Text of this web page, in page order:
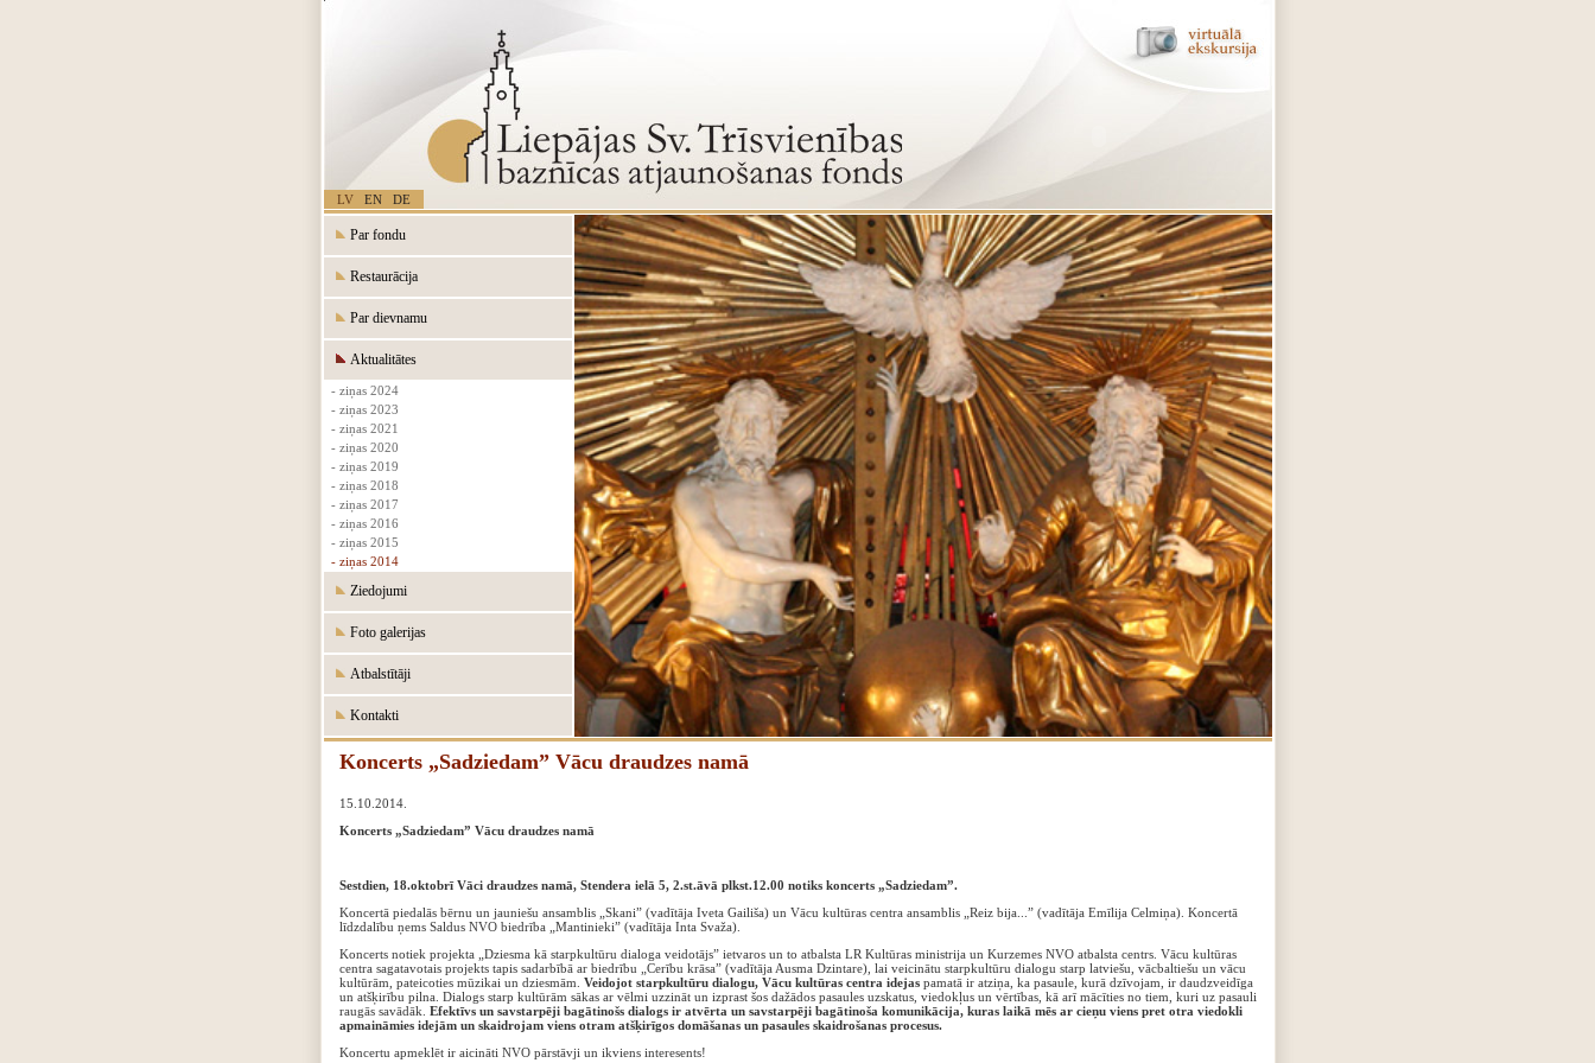
LV EN DE
Par fondu
Restaurācija
Par dievnamu
Aktualitātes
- ziņas 2024
- ziņas 2023
- ziņas 2021
- ziņas 2020
- ziņas 2019
- ziņas 2018
- ziņas 2017
- ziņas 2016
- ziņas 2015
- ziņas 2014
Ziedojumi
Foto galerijas
Atbalstītāji
Kontakti
Koncerts „Sadziedam” Vācu draudzes namā
15.10.2014.
Koncerts „Sadziedam” Vācu draudzes namā
Sestdien, 18.oktobrī Vāci draudzes namā, Stendera ielā 5, 2.st.āvā plkst.12.00 notiks koncerts „Sadziedam”.
Koncertā piedalās bērnu un jauniešu ansamblis „Skani” (vadītāja Iveta Gailiša) un Vācu kultūras centra ansamblis „Reiz bija...” (vadītāja Emīlija Celmiņa). Koncertā
līdzdalību ņems Saldus NVO biedrība „Mantinieki” (vadītāja Inta Svaža).
Koncerts notiek projekta „Dziesma kā starpkultūru dialoga veidotājs” ietvaros un to atbalsta LR Kultūras ministrija un Kurzemes NVO atbalsta centrs. Vācu kultūras
centra sagatavotais projekts tapis sadarbībā ar biedrību „Cerību krāsa” (vadītāja Ausma Dzintare), lai veicinātu starpkultūru dialogu starp latviešu, vācbaltiešu un vācu
kultūrām, pateicoties mūzikai un dziesmām. Veidojot starpkultūru dialogu, Vācu kultūras centra idejaspamatā ir atziņa, ka pasaule, kurā dzīvojam, ir daudzveidīga
un atšķirību pilna. Dialogs starp kultūrām sākas ar vēlmi uzzināt un izprast šos dažādos pasaules uzskatus, viedokļus un vērtības, kā arī mācīties no tiem, kuri uz pasauli
raugās savādāk. Efektīvs un savstarpēji bagātinošs dialogs ir atvērta un savstarpēji bagātinoša komunikācija, kuras laikā mēs ar cieņu viens pret otra viedokli
apmaināmies idejām un skaidrojam viens otram atšķirīgos domāšanas un pasaules skaidrošanas procesus.
Koncertu apmeklēt ir aicināti NVO pārstāvji un ikviens interesents!